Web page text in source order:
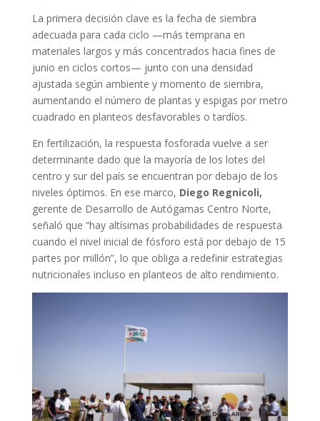
La primera decisión clave es la fecha de siembra
adecuada para cada ciclo —más temprana en
materiales largos y más concentrados hacia fines de
junio en ciclos cortos— junto con una densidad
ajustada según ambiente y momento de siembra,
aumentando el número de plantas y espigas por metro
cuadrado en planteos desfavorables o tardíos.
En fertilización, la respuesta fosforada vuelve a ser
determinante dado que la mayoría de los lotes del
centro y sur del país se encuentran por debajo de los
niveles óptimos. En ese marco, Diego Regnicoli,
gerente de Desarrollo de Autógamas Centro Norte,
señaló que “hay altísimas probabilidades de respuesta
cuando el nivel inicial de fósforo está por debajo de 15
partes por millón”, lo que obliga a redefinir estrategias
nutricionales incluso en planteos de alto rendimiento.